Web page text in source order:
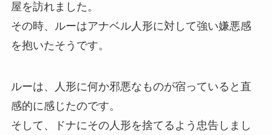
屋を訪れました。
その時、ルーはアナベル人形に対して強い嫌悪感
を抱いたそうです。
ルーは、人形に何か邪悪なものが宿っていると直
感的に感じたのです。
そして、ドナにその人形を捨てるよう忠告しまし